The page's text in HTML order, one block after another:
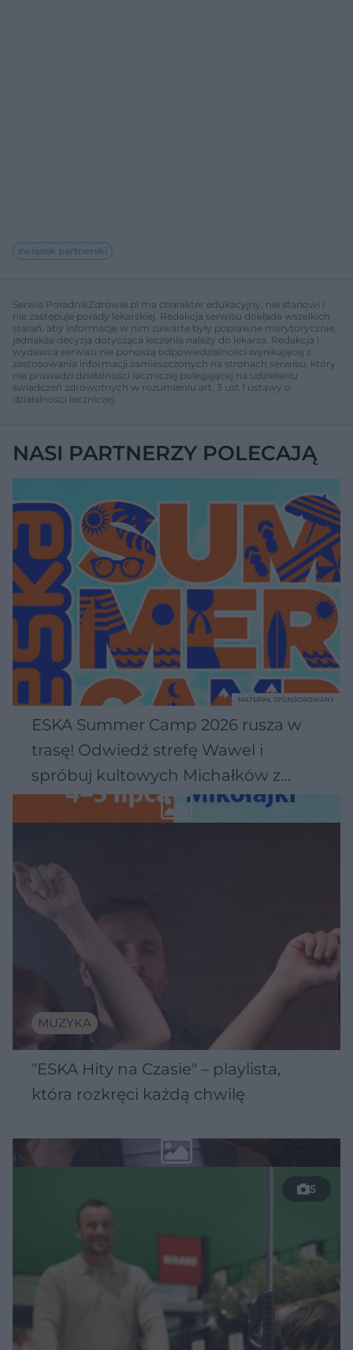
związek partnerski
Serwis PoradnikZdrowie.pl ma charakter edukacyjny, nie stanowi i
nie zastępuje porady lekarskiej. Redakcja serwisu dokłada wszelkich
starań, aby informacje w nim zawarte były poprawne merytorycznie,
jednakże decyzja dotycząca leczenia należy do lekarza. Redakcja i
wydawca serwisu nie ponoszą odpowiedzialności wynikającej z
zastosowania informacji zamieszczonych na stronach serwisu, który
nie prowadzi działalności leczniczej polegającej na udzielaniu
świadczeń zdrowotnych w rozumieniu art. 3 ust 1 ustawy o
działalności leczniczej.
NASI PARTNERZY POLECAJĄ
ESKA Summer Camp 2026 rusza w
trasę! Odwiedź strefę Wawel i
spróbuj kultowych Michałków z
Wawelu
MATERIAŁ SPONSOROWANY
MUZYKA
"ESKA Hity na Czasie" – playlista,
która rozkręci każdą chwilę
5